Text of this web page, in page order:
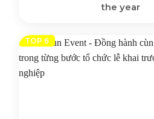
the year